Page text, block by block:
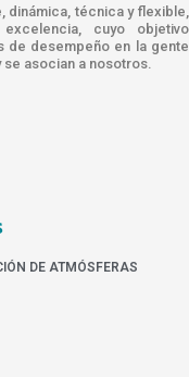
dinámica, técnica y flexible,
cuyo objetivo
de desempeño en la gente
asocian a nosotros.
DE ATMÓSFERAS